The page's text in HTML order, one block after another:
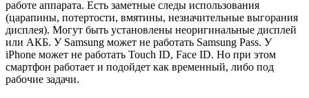
работе аппарата. Есть заметные следы использования
(царапины, потертости, вмятины, незначительные выгорания
дисплея). Могут быть установлены неоригинальные дисплей
или АКБ. У Samsung может не работать Samsung Pass. У
iPhone может не работать Touch ID, Face ID. Но при этом
смартфон работает и подойдет как временный, либо под
рабочие задачи.